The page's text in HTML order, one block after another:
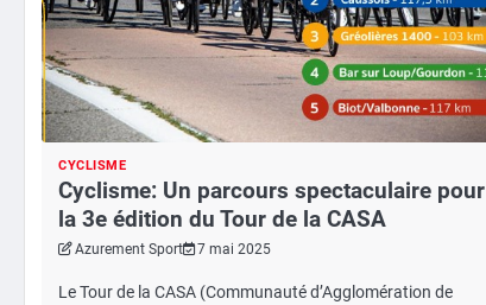
CYCLISME
Cyclisme: Un parcours spectaculaire pour
la 3e édition du Tour de la CASA
Azurement Sport 7 mai 2025
Le Tour de la CASA (Communauté d’Agglomération de